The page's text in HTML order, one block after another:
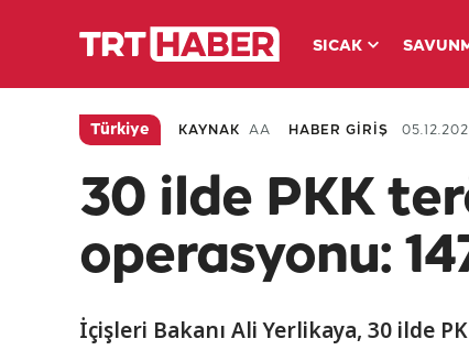
SICAK
Türkiye KAYNAK AA HABER GİRİŞ
30 ilde PKK
operasyonu:
İçişleri Bakanı Ali Yerlikaya, 30 ilde